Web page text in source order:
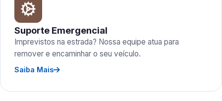
Suporte Emergencial
Imprevistos na estrada? Nossa equipe atua para
remover e encaminhar o seu veículo.
Saiba Mais